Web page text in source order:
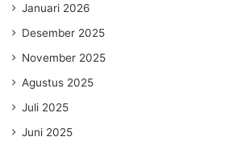
Januari 2026
Desember 2025
November 2025
Agustus 2025
Juli 2025
Juni 2025